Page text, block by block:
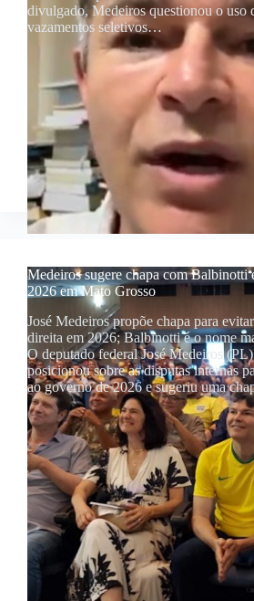
divulgado, Medeiros questionou o uso
vazamentos seletivos…
Medeiros sugere chapa com Balbinotti
2026 em Mato Grosso
José Medeiros propõe chapa para
direita em 2026; Balbinotti é o nome
O deputado federal José Medeiros
posicionou sobre as disputas internas
ao governo de 2026 e sugeriu uma